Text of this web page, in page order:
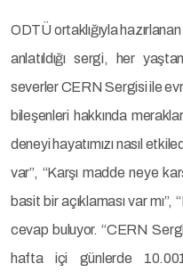
ODTÜ ortaklığıyla
anlatıldığı sergi, her
severler CERN Sergisi ile
bileşenleri hakkında
deneyi hayatımızı nasıl
var”, “Karşı madde neye
basit bir açıklaması var
cevap buluyor. “CERN
hafta içi günlerde